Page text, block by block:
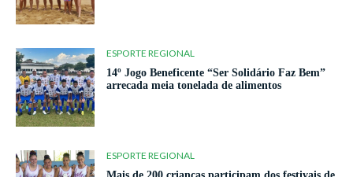
ESPORTE REGIONAL
14º Jogo Beneficente “Ser Solidário Faz Bem”
arrecada meia tonelada de alimentos
ESPORTE REGIONAL